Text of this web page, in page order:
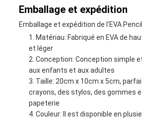
Emballage et expédition
Emballage et expédition de l'EVA
Matériau: Fabriqué en EVA de
et léger
Conception: Conception simple
aux enfants et aux adultes
Taille: 20cm x 10cm x 5cm,
crayons, des stylos, des gommes
papeterie
Couleur: Il est disponible en